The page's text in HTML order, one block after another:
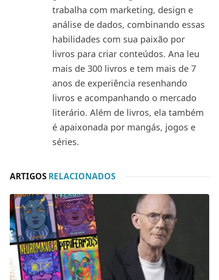
trabalha com marketing, design e
análise de dados, combinando essas
habilidades com sua paixão por
livros para criar conteúdos. Ana leu
mais de 300 livros e tem mais de 7
anos de experiência resenhando
livros e acompanhando o mercado
literário. Além de livros, ela também
é apaixonada por mangás, jogos e
séries.
ARTIGOS RELACIONADOS